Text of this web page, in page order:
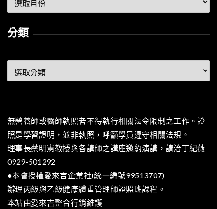
整
分類
類
無營養師或醫師執照者不得執行相關法令限制之工作。證
照是學習證明，並非執照，呼籲學員遵守相關法規。
理事長蔡明憲教授與各講師之講座邀約演講，請洽丁紀薇
0929-501292
●本會授權愛來吉企業社(統一編號99513707)
辦理丙級與乙級健康體重管理師證照班課程。
本站由愛來吉整合行銷維護